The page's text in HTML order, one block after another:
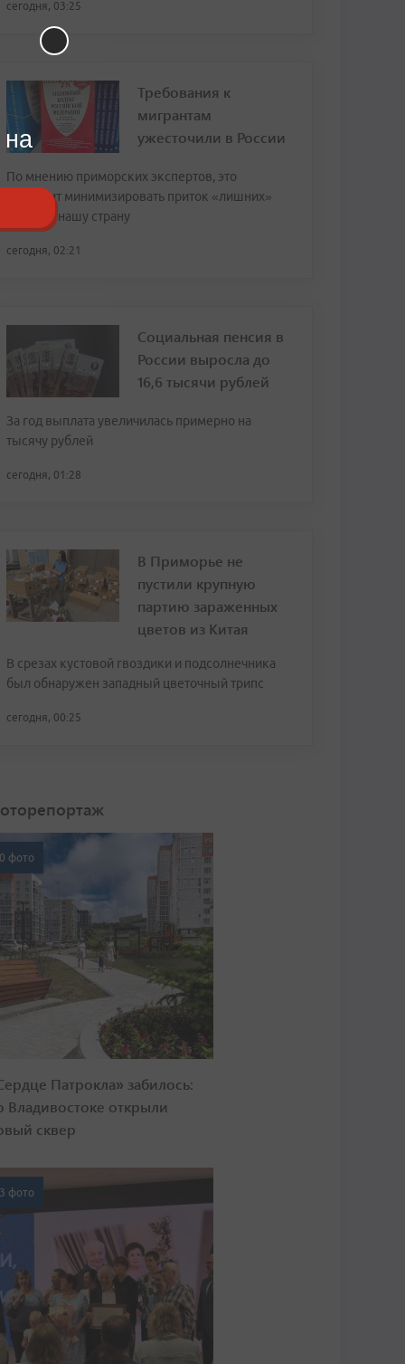
сегодня, 03:25
Требования к
мигрантам
ужесточили в России
По мнению приморских экспертов, это
позволит минимизировать приток «лишних»
людей в нашу страну
сегодня, 02:21
Социальная пенсия в
России выросла до
16,6 тысячи рублей
За год выплата увеличилась примерно на
тысячу рублей
сегодня, 01:28
В Приморье не
пустили крупную
партию зараженных
цветов из Китая
В срезах кустовой гвоздики и подсолнечника
был обнаружен западный цветочный трипс
сегодня, 00:25
фото
Патрокла» забилось:
Владивостоке открыли
сквер
фото